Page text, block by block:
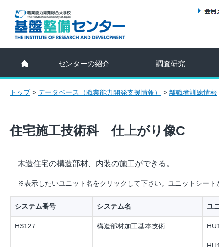
センターの紹介 調査研究
トップ> データベース（職業能力開発支援情報） > 離職者訓練情報
住宅施工技術科 仕上がり像C
木造住宅の構造部材、内装の施工ができる。
※表示したいユニット名をクリックして下さい。ユニットシート
システム番号 システム名 ユ
HS127 構造部材加工基本技術